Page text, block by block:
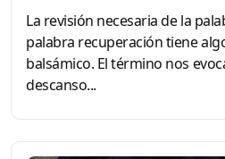
La revisión necesaria de la
palabra recuperación tiene
balsámico. El término nos
descanso...